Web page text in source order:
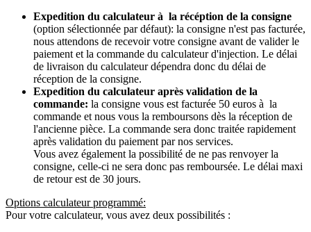
Expedition du calculateur à la récéption de la consigne
(option sélectionnée par défaut): la consigne n'est pas facturée,
nous attendons de recevoir votre consigne avant de valider le
paiement et la commande du calculateur d'injection. Le délai
de livraison du calculateur dépendra donc du délai de
réception de la consigne.
Expedition du calculateur après validation de la
commande: la consigne vous est facturée 50 euros à la
commande et nous vous la remboursons dès la réception de
l'ancienne pièce. La commande sera donc traitée rapidement
après validation du paiement par nos services.
Vous avez également la possibilité de ne pas renvoyer la
consigne, celle-ci ne sera donc pas remboursée. Le délai maxi
de retour est de 30 jours.
Options calculateur programmé:
Pour votre calculateur, vous avez deux possibilités :